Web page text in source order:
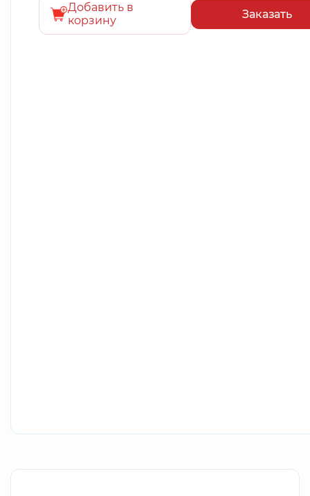
Добавить в
корзину
Заказать